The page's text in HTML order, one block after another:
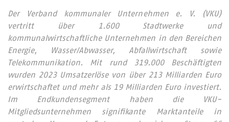
Der Verband kommunaler Unternehmen e. V. (VKU)
vertritt über 1.600 Stadtwerke und
kommunalwirtschaftliche Unternehmen in den Bereichen
Energie, Wasser/Abwasser, Abfallwirtschaft sowie
Telekommunikation. Mit rund 319.000 Beschäftigten
wurden 2023 Umsatzerlöse von über 213 Milliarden Euro
erwirtschaftet und mehr als 19 Milliarden Euro investiert.
Im Endkundensegment haben die VKU-
Mitgliedsunternehmen signifikante Marktanteile in